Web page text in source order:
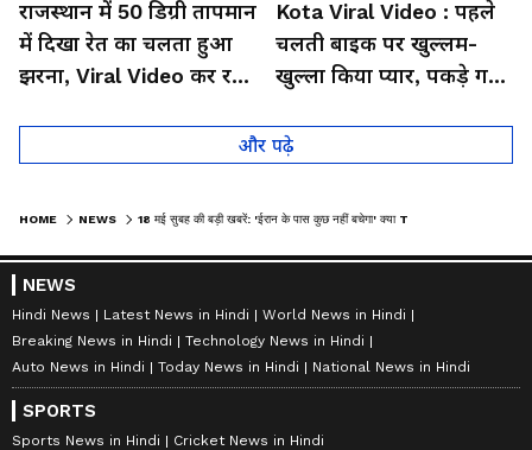
राजस्थान में 50 डिग्री तापमान
में दिखा रेत का चलता हुआ
झरना, Viral Video कर रहा
Kota Viral Video : पहले
चलती बाइक पर खुल्लम-
खुल्ला किया प्यार, पकड़े गए
और पढ़े
HOME NEWS
NEWS
Hindi News Latest News in Hindi
World News in Hindi
Breaking News in Hindi
Technology News in Hindi
Auto News in Hindi
Today News in Hindi National News in Hindi
SPORTS
Sports News in Hindi Cricket News in Hindi